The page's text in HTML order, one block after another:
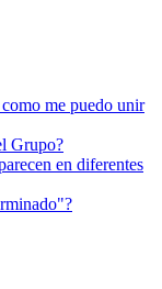
me puedo unir
Grupo?
en diferentes